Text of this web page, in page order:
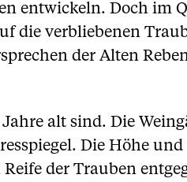
entwickeln. Doch im
die verbliebenen
der Alten
alt sind. Die
Die Höhe und
der Trauben